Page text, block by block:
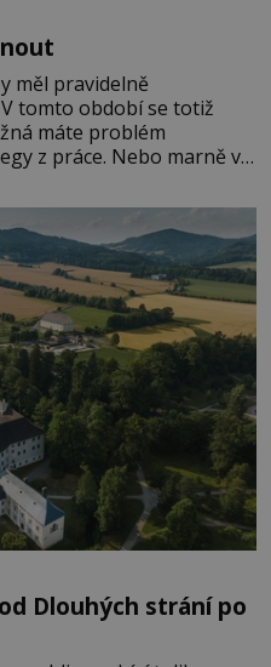
měl pravidelně
tomto období se totiž
máte problém
z práce. Nebo marně v
kdyby se paměť
Dlouhých strání po